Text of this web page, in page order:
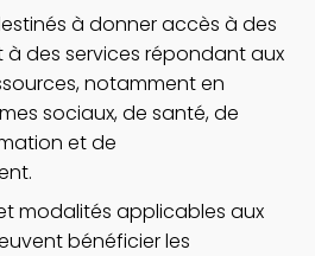
à donner accès à des
des services répondant aux
notamment en
sociaux, de santé, de
et de
modalités applicables aux
bénéficier les